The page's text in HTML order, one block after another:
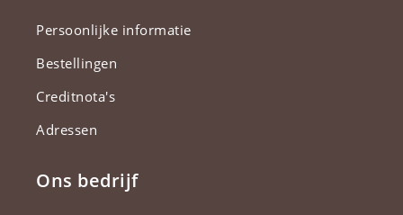
Persoonlijke informatie
Bestellingen
Creditnota's
Adressen
Ons bedrijf